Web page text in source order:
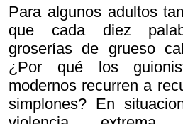
Para algunos adultos
que cada diez
groserías de grueso
¿Por qué los
modernos recurren a
simplones? En